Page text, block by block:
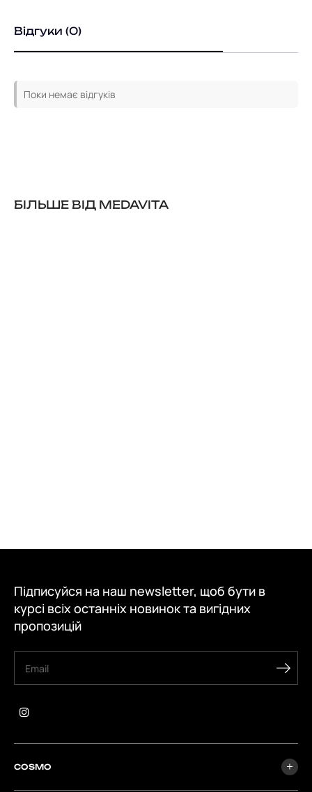
Відгуки (0)
Поки немає відгуків
БІЛЬШЕ ВІД MEDAVITA
Підписуйся на наш newsletter, щоб бути в
курсі всіх останніх новинок та вигідних
пропозицій
COSMO